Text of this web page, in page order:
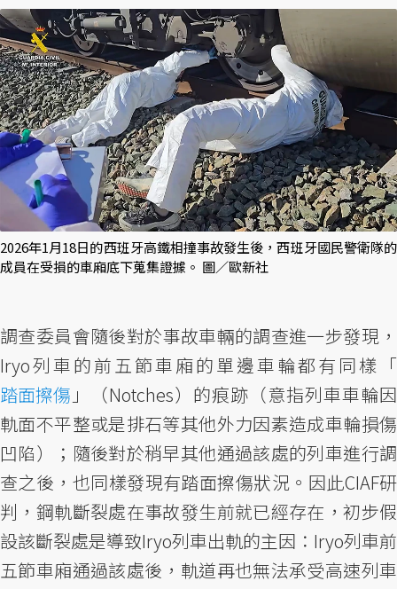
2026年1月18日的西班牙高鐵相撞事故發生後，西班牙國民警衛隊的
成員在受損的車廂底下蒐集證據。 圖／歐新社
調查委員會隨後對於事故車輛的調查進一步發現，
Iryo列車的前五節車廂的單邊車輪都有同樣「
踏面擦傷 」（Notches）的痕跡（意指列車車輪因
軌面不平整或是排石等其他外力因素造成車輪損傷
凹陷）；隨後對於稍早其他通過該處的列車進行調
查之後，也同樣發現有踏面擦傷狀況。因此CIAF研
判，鋼軌斷裂處在事故發生前就已經存在，初步假
設該斷裂處是導致Iryo列車出軌的主因：Iryo列車前
五節車廂通過該處後，軌道再也無法承受高速列車